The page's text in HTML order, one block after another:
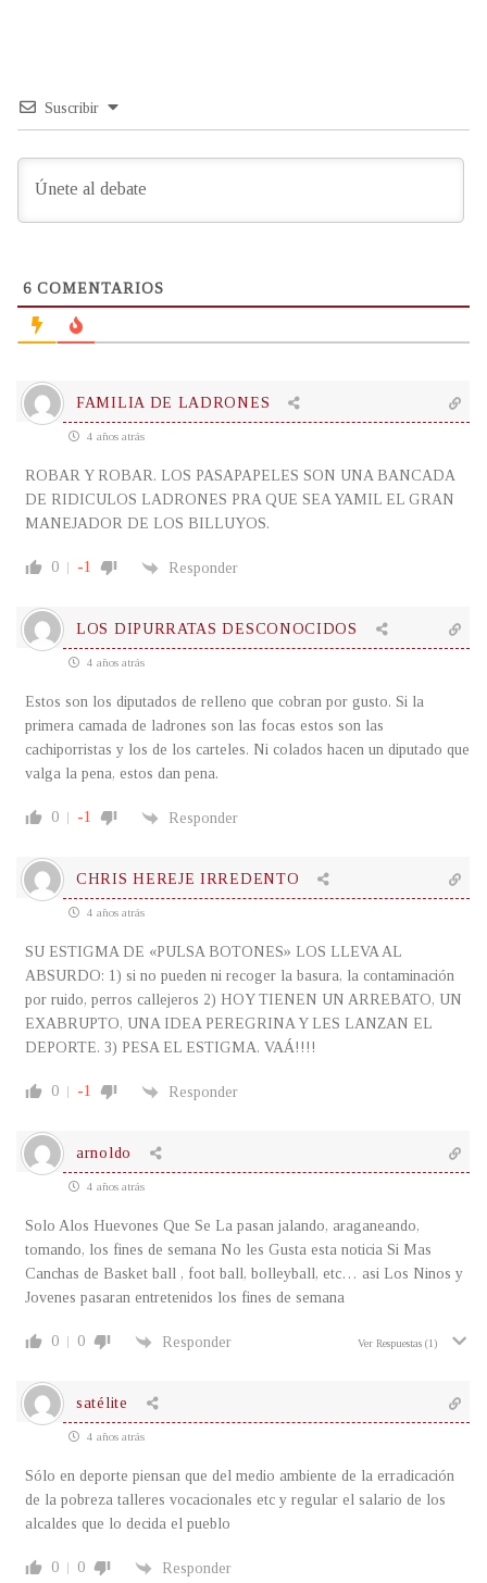
Suscribir
6 COMENTARIOS
FAMILIA DE LADRONES
4 años atrás
ROBAR Y ROBAR. LOS PASAPAPELES SON UNA BANCADA
DE RIDICULOS LADRONES PRA QUE SEA YAMIL EL GRAN
MANEJADOR DE LOS BILLUYOS.
0 -1 Responder
LOS DIPURRATAS DESCONOCIDOS
4 años atrás
Estos son los diputados de relleno que cobran por gusto. Si la
primera camada de ladrones son las focas estos son las
cachiporristas y los de los carteles. Ni colados hacen un diputado que
valga la pena, estos dan pena.
0 -1 Responder
CHRIS HEREJE IRREDENTO
4 años atrás
SU ESTIGMA DE «PULSA BOTONES» LOS LLEVA AL
ABSURDO: 1) si no pueden ni recoger la basura, la contaminación
por ruido, perros callejeros 2) HOY TIENEN UN ARREBATO, UN
EXABRUPTO, UNA IDEA PEREGRINA Y LES LANZAN EL
DEPORTE. 3) PESA EL ESTIGMA. VAÁ!!!!
0 -1 Responder
arnoldo
4 años atrás
Solo Alos Huevones Que Se La pasan jalando, araganeando,
tomando, los fines de semana No les Gusta esta noticia Si Mas
Canchas de Basket ball , foot ball, bolleyball, etc… asi Los Ninos y
Jovenes pasaran entretenidos los fines de semana
0 0 Responder Ver Respuestas (1)
satélite
4 años atrás
Sólo en deporte piensan que del medio ambiente de la erradicación
de la pobreza talleres vocacionales etc y regular el salario de los
alcaldes que lo decida el pueblo
0 0 Responder